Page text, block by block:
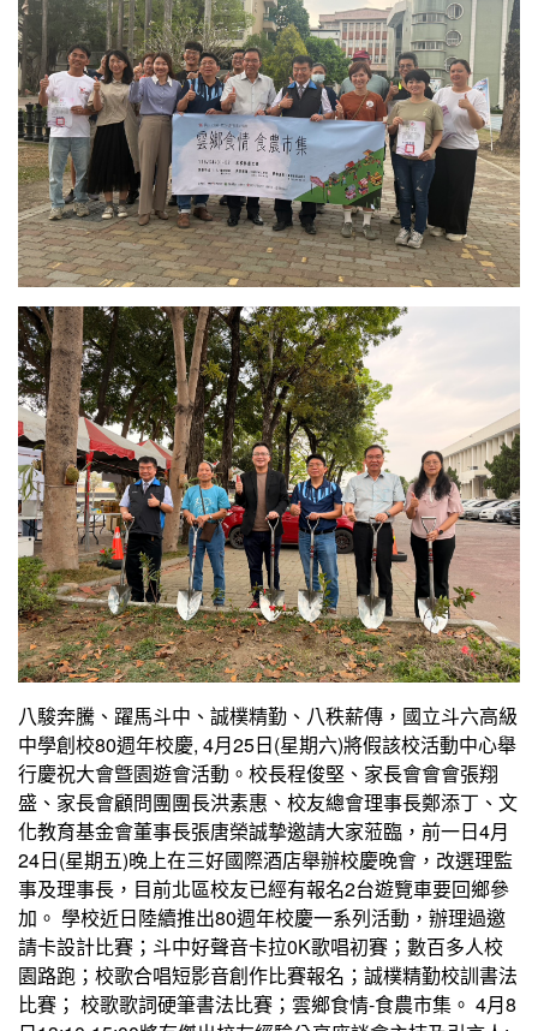
八駿奔騰、躍馬斗中、誠樸精勤、八秩薪傳，國立斗六高級
中學創校80週年校慶, 4月25日(星期六)將假該校活動中心舉
行慶祝大會曁園遊會活動。校長程俊堅、家長會會會張翔
盛、家長會顧問團團長洪素惠、校友總會理事長鄭添丁、文
化教育基金會董事長張唐榮誠摯邀請大家蒞臨，前一日4月
24日(星期五)晚上在三好國際酒店舉辦校慶晚會，改選理監
事及理事長，目前北區校友已經有報名2台遊覽車要回鄉參
加。 學校近日陸續推出80週年校慶一系列活動，辦理過邀
請卡設計比賽；斗中好聲音卡拉0K歌唱初賽；數百多人校
園路跑；校歌合唱短影音創作比賽報名；誠樸精勤校訓書法
比賽； 校歌歌詞硬筆書法比賽；雲鄉食情-食農市集。 4月8